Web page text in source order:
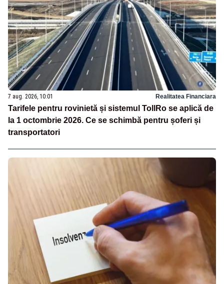
7 aug. 2026, 10:01 Realitatea Financiara
Tarifele pentru rovinietă și sistemul TollRo se aplică de
la 1 octombrie 2026. Ce se schimbă pentru șoferi și
transportatori